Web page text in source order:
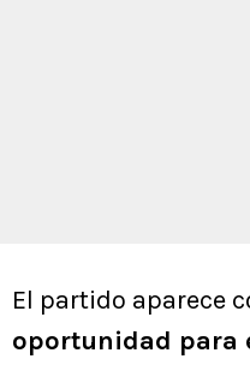
El partido aparece
oportunidad para